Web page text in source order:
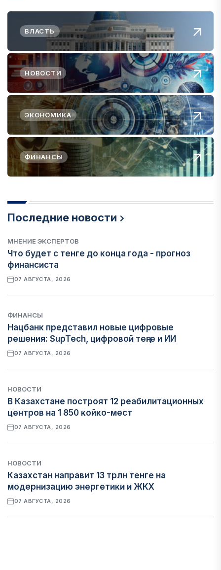
ВЛАСТЬ
НОВОСТИ
ЭКОНОМИКА
ФИНАНСЫ
Последние новости
МНЕНИЕ ЭКСПЕРТОВ
Что будет с тенге до конца года - прогноз
финансиста
07 АВГУСТА, 2026
ФИНАНСЫ
Нацбанк представил новые цифровые
решения: SupTech, цифровой теңге и ИИ
07 АВГУСТА, 2026
НОВОСТИ
В Казахстане построят 12 реабилитационных
центров на 1 850 койко-мест
07 АВГУСТА, 2026
НОВОСТИ
Казахстан направит 13 трлн тенге на
модернизацию энергетики и ЖКХ
07 АВГУСТА, 2026